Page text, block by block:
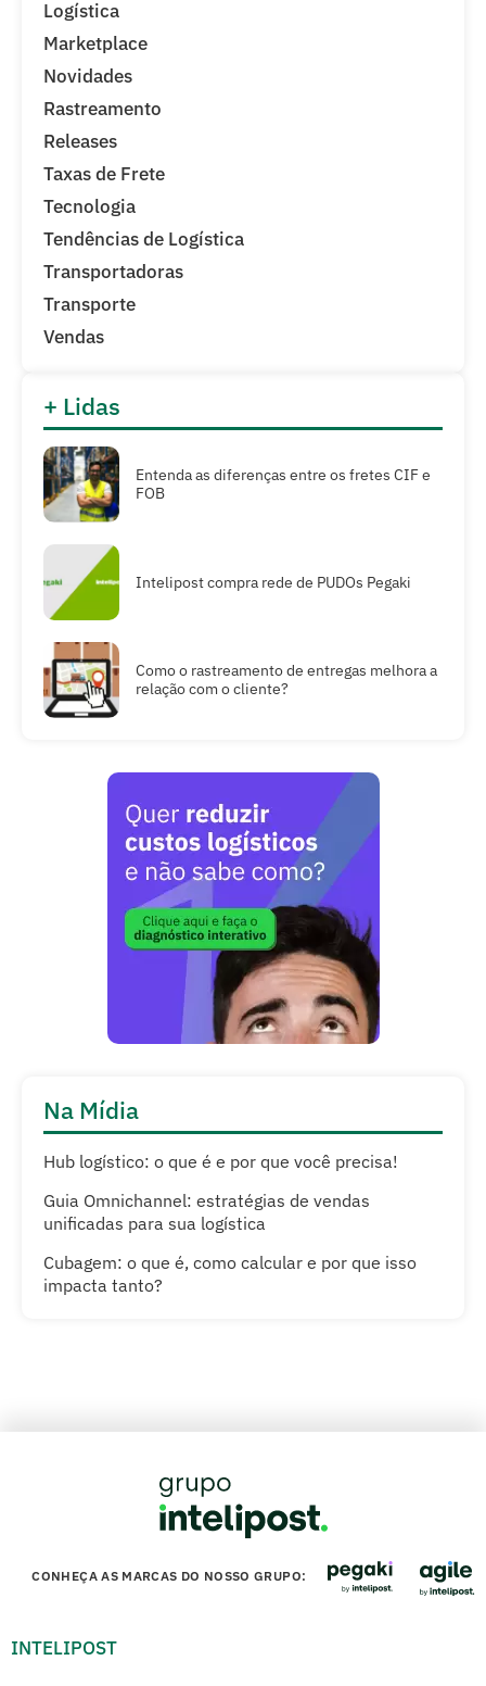
Logística
Marketplace
Novidades
Rastreamento
Releases
Taxas de Frete
Tecnologia
Tendências de Logística
Transportadoras
Transporte
Vendas
+ Lidas
Entenda as diferenças entre os fretes CIF e
FOB
Intelipost compra rede de PUDOs Pegaki
Como o rastreamento de entregas melhora a
relação com o cliente?
Na Mídia
Hub logístico: o que é e por que você precisa!
Guia Omnichannel: estratégias de vendas
unificadas para sua logística
Cubagem: o que é, como calcular e por que isso
impacta tanto?
CONHEÇA AS MARCAS DO NOSSO GRUPO:
INTELIPOST